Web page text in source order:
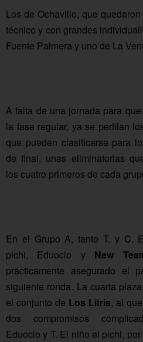
Los de Ochavillo, que
técnico y con grandes
Fuente Palmera y uno de La
A falta de una jornada para
la fase regular, ya se perfilan
que pueden clasificarse para
de final, unas eliminatorias
los cuatro primeros de cada
En el Grupo A, tanto T. y C.
pichi, Eduocio y New
prácticamente asegurado el
siguiente ronda. La cuarta
el conjunto de Los Litris, al
dos compromisos
Eduocio y T. El niño el pichi,